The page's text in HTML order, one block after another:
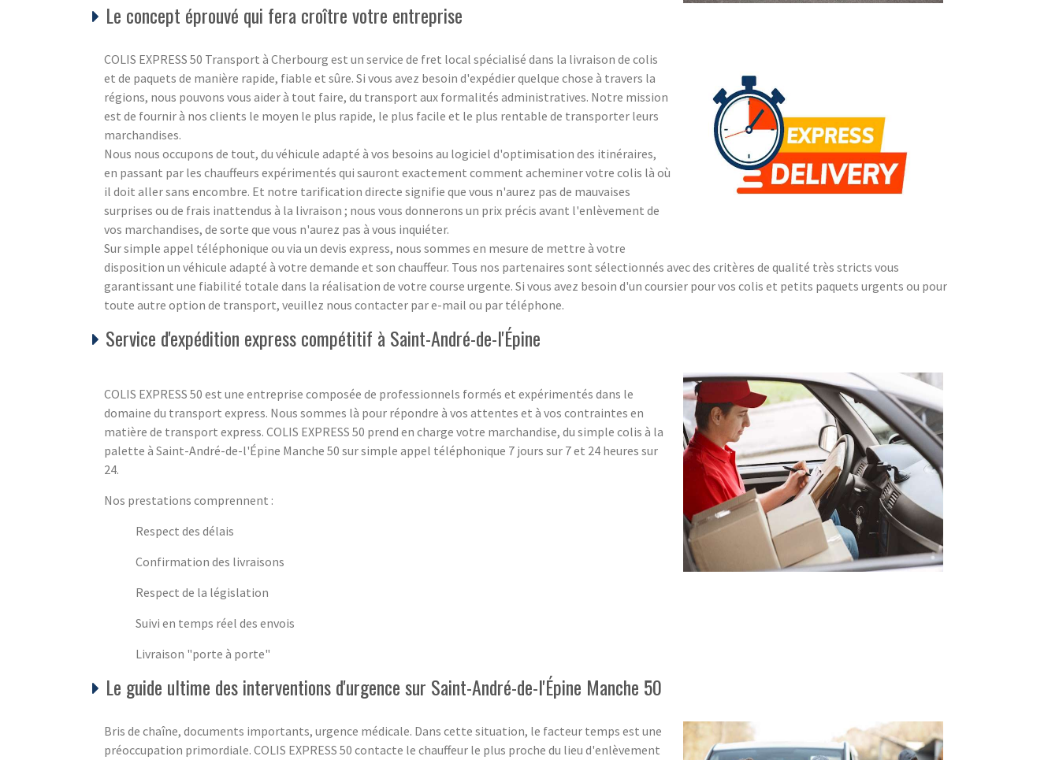
Le concept éprouvé qui fera croître votre entreprise
COLIS EXPRESS 50 Transport à Cherbourg est un service de fret local spécialisé dans la livraison de colis
et de paquets de manière rapide, fiable et sûre. Si vous avez besoin d'expédier quelque chose à travers la
régions, nous pouvons vous aider à tout faire, du transport aux formalités administratives. Notre mission
est de fournir à nos clients le moyen le plus rapide, le plus facile et le plus rentable de transporter leurs
marchandises.
Nous nous occupons de tout, du véhicule adapté à vos besoins au logiciel d'optimisation des itinéraires,
en passant par les chauffeurs expérimentés qui sauront exactement comment acheminer votre colis là où
il doit aller sans encombre. Et notre tarification directe signifie que vous n'aurez pas de mauvaises
surprises ou de frais inattendus à la livraison ; nous vous donnerons un prix précis avant l'enlèvement de
vos marchandises, de sorte que vous n'aurez pas à vous inquiéter.
Sur simple appel téléphonique ou via un devis express, nous sommes en mesure de mettre à votre
disposition un véhicule adapté à votre demande et son chauffeur. Tous nos partenaires sont sélectionnés avec des critères de qualité très stricts vous
garantissant une fiabilité totale dans la réalisation de votre course urgente. Si vous avez besoin d'un coursier pour vos colis et petits paquets urgents ou pour
toute autre option de transport, veuillez nous contacter par e-mail ou par téléphone.
Service d'expédition express compétitif à Saint-André-de-l'Épine
COLIS EXPRESS 50 est une entreprise composée de professionnels formés et expérimentés dans le
domaine du transport express. Nous sommes là pour répondre à vos attentes et à vos contraintes en
matière de transport express. COLIS EXPRESS 50 prend en charge votre marchandise, du simple colis à la
palette à Saint-André-de-l'Épine Manche 50 sur simple appel téléphonique 7 jours sur 7 et 24 heures sur
24.
Nos prestations comprennent :
Respect des délais
Confirmation des livraisons
Respect de la législation
Suivi en temps réel des envois
Livraison "porte à porte"
Le guide ultime des interventions d'urgence sur Saint-André-de-l'Épine Manche 50
Bris de chaîne, documents importants, urgence médicale. Dans cette situation, le facteur temps est une
préoccupation primordiale. COLIS EXPRESS 50 contacte le chauffeur le plus proche du lieu d'enlèvement